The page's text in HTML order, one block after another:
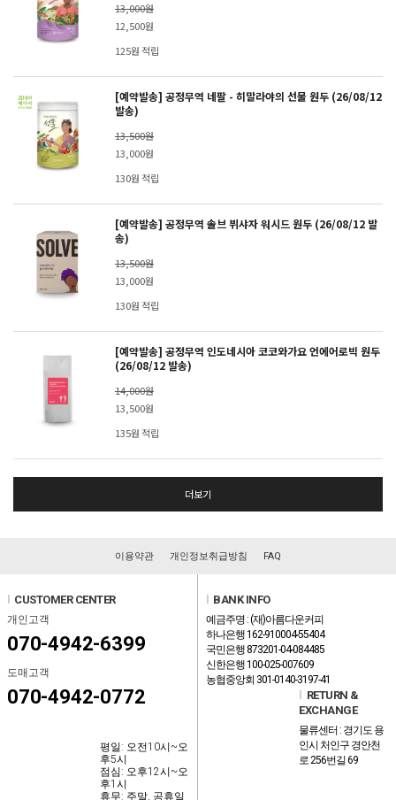
13,000원
12,500원
125원 적립
[예약발송] 공정무역 네팔 - 히말라야의 선물 원두 (26/08/12
발송)
13,500원
13,000원
130원 적립
[예약발송] 공정무역 솔브 뷔샤자 워시드 원두 (26/08/12 발
송)
13,500원
13,000원
130원 적립
[예약발송] 공정무역 인도네시아 코코와가요 언에어로빅 원두
(26/08/12 발송)
14,000원
13,500원
135원 적립
더보기
이용약관 개인정보취급방침 FAQ
CUSTOMER CENTER
개인고객
070-4942-6399
도매고객
070-4942-0772
평일: 오전10시~오
후5시
점심: 오후12시~오
후1시
휴무: 주말, 공휴일
BANK INFO
예금주명 : (재)아름다운커피
하나은행 162-910004-55404
국민은행 873201-04-084485
신한은행 100-025-007609
농협중앙회 301-0140-3197-41
RETURN &
EXCHANGE
물류센터 : 경기도 용
인시 처인구 경안천
로 256번길 69